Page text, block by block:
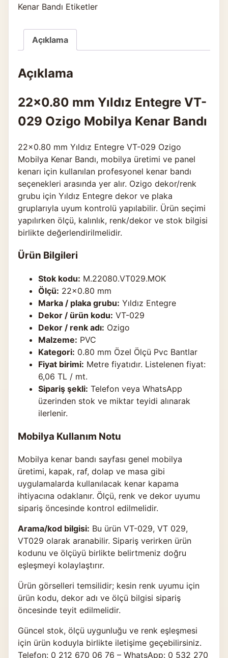
Kenar Bandı Etiketler
Açıklama
Açıklama
22×0.80 mm Yıldız Entegre VT-
029 Ozigo Mobilya Kenar Bandı
22×0.80 mm Yıldız Entegre VT-029 Ozigo
Mobilya Kenar Bandı, mobilya üretimi ve panel
kenarı için kullanılan profesyonel kenar bandı
seçenekleri arasında yer alır. Ozigo dekor/renk
grubu için Yıldız Entegre dekor ve plaka
gruplarıyla uyum kontrolü yapılabilir. Ürün seçimi
yapılırken ölçü, kalınlık, renk/dekor ve stok bilgisi
birlikte değerlendirilmelidir.
Ürün Bilgileri
Stok kodu: M.22080.VT029.MOK
Ölçü: 22×0.80 mm
Marka / plaka grubu: Yıldız Entegre
Dekor / ürün kodu: VT-029
Dekor / renk adı: Ozigo
Malzeme: PVC
Kategori: 0.80 mm Özel Ölçü Pvc Bantlar
Fiyat birimi: Metre fiyatıdır. Listelenen fiyat:
6,06 TL / mt.
Sipariş şekli: Telefon veya WhatsApp
üzerinden stok ve miktar teyidi alınarak
ilerlenir.
Mobilya Kullanım Notu
Mobilya kenar bandı sayfası genel mobilya
üretimi, kapak, raf, dolap ve masa gibi
uygulamalarda kullanılacak kenar kapama
ihtiyacına odaklanır. Ölçü, renk ve dekor uyumu
sipariş öncesinde kontrol edilmelidir.
Arama/kod bilgisi: Bu ürün VT-029, VT 029,
VT029 olarak aranabilir. Sipariş verirken ürün
kodunu ve ölçüyü birlikte belirtmeniz doğru
eşleşmeyi kolaylaştırır.
Ürün görselleri temsilidir; kesin renk uyumu için
ürün kodu, dekor adı ve ölçü bilgisi sipariş
öncesinde teyit edilmelidir.
Güncel stok, ölçü uygunluğu ve renk eşleşmesi
için ürün koduyla birlikte iletişime geçebilirsiniz.
Telefon: 0 212 670 06 76 – WhatsApp: 0 532 270